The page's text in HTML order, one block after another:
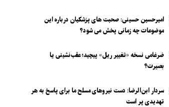
امیرحسین حسینی: صحبت های پزشکیان درباره این
موضوعات چه زمانی پخش می شود؟
ضرغامی نسخه «تغییر ریل» پیچید؛ عقب‌نشینی یا
بصیرت؟
سردار ابن‌الرضا: دست نیرو‌های مسلح ما برای پاسخ به هر
تهدیدی پر است